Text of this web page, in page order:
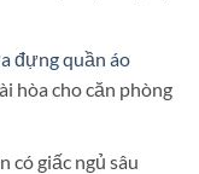
đựng quần áo
hòa cho căn phòng
có giấc ngủ sâu